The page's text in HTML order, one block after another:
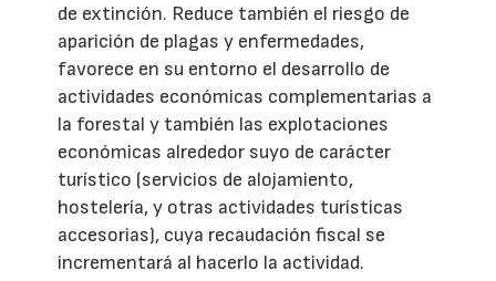
de extinción. Reduce también el riesgo de
aparición de plagas y enfermedades,
favorece en su entorno el desarrollo de
actividades económicas complementarias a
la forestal y también las explotaciones
económicas alrededor suyo de carácter
turístico (servicios de alojamiento,
hostelería, y otras actividades turísticas
accesorias), cuya recaudación fiscal se
incrementará al hacerlo la actividad.